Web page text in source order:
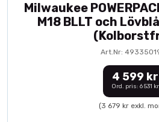
Milwaukee
M18 BLLT och
Art.Nr:
4 599 kr
Ord. pris: 6 531 kr
(3 679 kr exkl.